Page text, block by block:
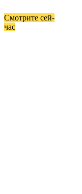
Смот­ри­те сей­
час